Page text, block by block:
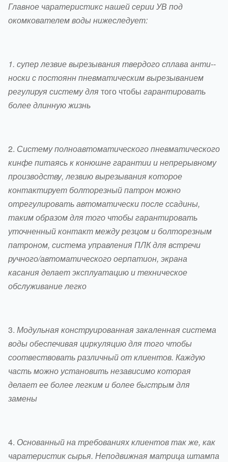
Главное чаратеристикс нашей серии УВ под
окомкователем воды нижеследует:
1. супер лезвие вырезывания твердого сплава анти--
носки с постоянн пневматическим вырезыванием
регулируя систему для того чтобы гарантировать
более длинную жизнь
2. Систему полноавтоматического пневматического
кинфе питаясь к конюшне гарантии и непрерывному
производству, лезвию вырезывания которое
контактирует болторезный патрон можно
отрегулировать автоматически после ссадины,
таким образом для того чтобы гарантировать
уточненный контакт между резцом и болторезным
патроном, система управления ПЛК для встречи
ручного/автоматического оерпатион, экрана
касания делает эксплуатацию и техническое
обслуживание легко
3. Модульная конструированная закаленная система
воды обеспечивая циркуляцию для того чтобы
соотвествовать различный от клиентов. Каждую
часть можно установить независимо которая
делает ее более легким и более быстрым для
замены
4. Основанный на требованиях клиентов так же, как
чаратеристик сырья. Неподвижная матрица штампа